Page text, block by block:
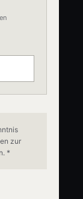
zur
*